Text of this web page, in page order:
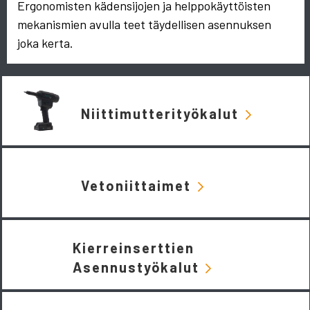
Ergonomisten kädensijojen ja helppokäyttöisten
mekanismien avulla teet täydellisen asennuksen
joka kerta.
Niittimutterityökalut
Vetoniittaimet
Kierreinserttien
Asennustyökalut